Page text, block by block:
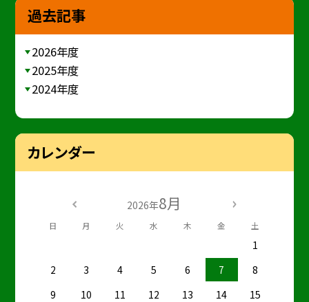
過去記事
2026年度
2025年度
2024年度
カレンダー
2026年8月
日 月 火 水 木 金 土
1
2
3 4 5 6 7
8
9
10 11 12 13 14
15